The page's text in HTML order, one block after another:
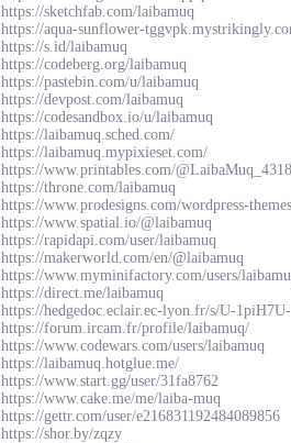
https://sketchfab.com/laibamuq
https://aqua-sunflower-
https://s.id/laibamuq
https://codeberg.org/laibamuq
https://pastebin.com/u/laibamuq
https://devpost.com/laibamuq
https://codesandbox.io/u/laibamuq
https://laibamuq.sched.com/
https://laibamuq.mypixieset.com/
https://www.printables.com/
https://throne.com/laibamuq
https://www.prodesigns.com/wordpress-
https://www.spatial.io/@laibamuq
https://rapidapi.com/user/laibamuq
https://makerworld.com/en/@laibamuq
https://www.myminifactory.com/users/
https://direct.me/laibamuq
https://hedgedoc.eclair.ec-lyon.fr/s/U-1piH7U-
https://forum.ircam.fr/profile/laibamuq/
https://www.codewars.com/users/laibamuq
https://laibamuq.hotglue.me/
https://www.start.gg/user/31fa8762
https://www.cake.me/me/laiba-muq
https://gettr.com/user/e216831192484089856
https://shor.by/zqzy